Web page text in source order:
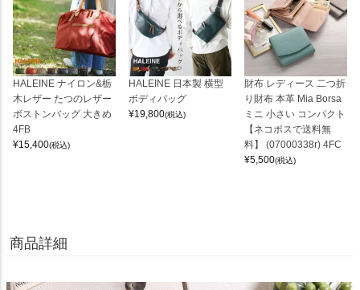
HALEINE ナイロン&栃
木レザー たつのレザー
ボストンバッグ 大きめ
4FB
¥15,400(税込)
HALEINE 日本製 横型
ボディバッグ
¥19,800(税込)
財布 レディース 二つ折
り財布 本革 Mia Borsa
ミニ 小さい コンパクト
【ネコポスで送料無
料】 (07000338r) 4FC
¥5,500(税込)
商品詳細